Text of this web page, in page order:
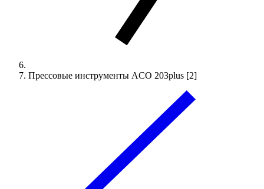
Прессовые инструменты ACO 203plus [2]